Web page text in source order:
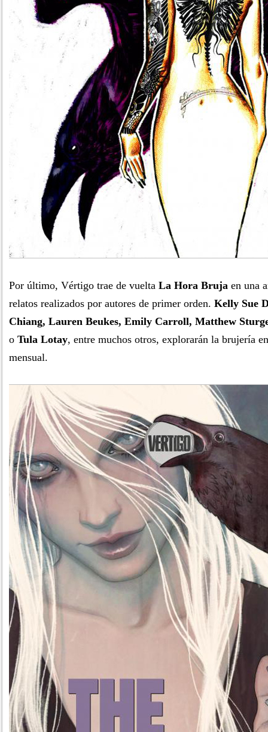
Por último, Vértigo trae de vuelta La Hora Bruja en una
relatos realizados por autores de primer orden. Kelly Sue
Chiang, Lauren Beukes, Emily Carroll, Matthew
o Tula Lotay, entre muchos otros, explorarán la brujería
mensual.